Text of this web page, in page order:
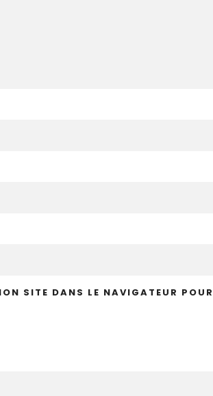
SITE DANS LE NAVIGATEUR POUR